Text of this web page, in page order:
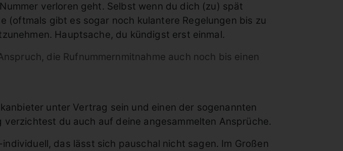
verloren geht. Selbst wenn du dich (zu) spät
(oftmals gibt es sogar noch kulantere Regelungen bis zu
Hauptsache, du kündigst erst einmal.
die Rufnummernmitnahme auch noch bis einen
unter Vertrag sein und einen der sogenannten
du auch auf deine angesammelten Ansprüche.
das lässt sich pauschal nicht sagen. Im Großen